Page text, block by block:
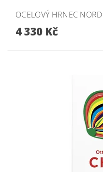
OCELOVÝ HRNEC
4 330 Kč